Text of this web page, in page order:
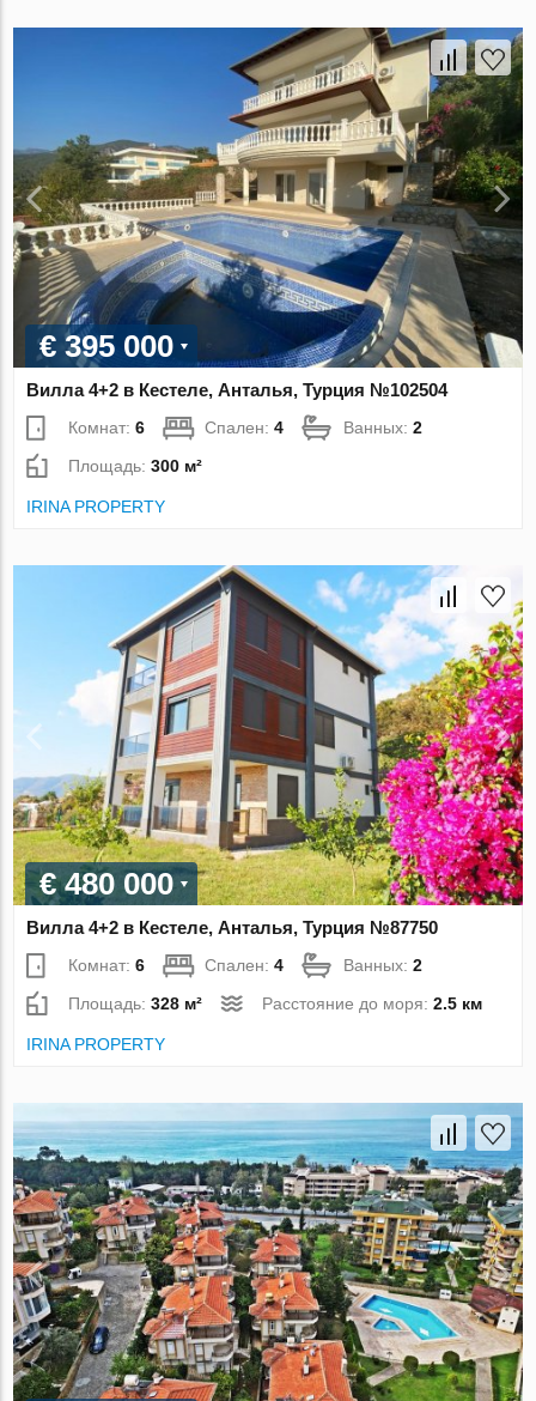
€ 395 000
Вилла 4+2 в Кестеле, Анталья, Турция №102504
Комнат:6 Спален:4 Ванных:2
Площадь:300 м²
IRINA PROPERTY
€ 480 000
Вилла 4+2 в Кестеле, Анталья, Турция №87750
Комнат:6 Спален:4 Ванных:2
Площадь:328 м² Расстояние до моря:2.5 км
IRINA PROPERTY